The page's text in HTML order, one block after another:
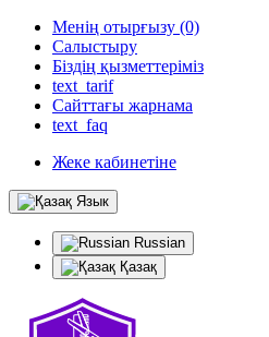
Менің отырғызу (0)
Салыстыру
Біздің қызметтеріміз
text_tarif
Сайттағы жарнама
text_faq
Жеке кабинетіне
Язык
Russian
Қазақ